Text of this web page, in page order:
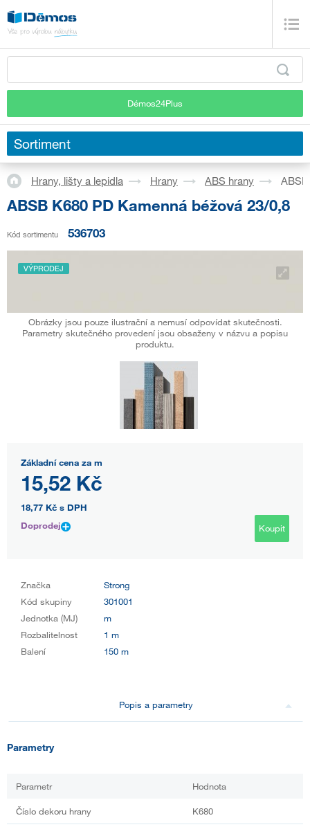
Démos24Plus
Sortiment
Hrany, lišty a lepidla Hrany ABS hrany
ABSB K680 PD Kamenná béžová 23/0,8
Kód sortimentu 536703
VÝPRODEJ
Obrázky jsou pouze ilustrační a nemusí odpovídat skutečnosti.
Parametry skutečného provedení jsou obsaženy v názvu a popisu
produktu.
Základní cena za m
15,52 Kč
18,77 Kč s DPH
Doprodej
Koupit
Značka
Strong
Kód skupiny
301001
Jednotka (MJ)
m
Rozbalitelnost
1 m
Balení
150 m
Popis a parametry
Parametry
Parametr Hodnota
Číslo dekoru hrany K680